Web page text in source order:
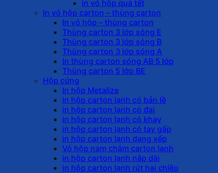
in vỏ hộp quà tết
In vỏ hộp carton – thùng carton
In vỏ hộp – thùng carton
Thùng carton 3 lớp sóng E
Thùng carton 3 lớp sóng B
Thùng carton 3 lớp sóng A
In thùng carton sóng AB 5 lớp
Thùng carton 5 lớp BE
Hộp cứng
In hộp Metalize
in hộp carton lạnh có bản lề
in hộp carton lạnh có đai
in hộp carton lạnh có khay
in hộp carton lạnh có tay gấp
in hộp carton lạnh dạng xếp
Vỏ hộp nam châm carton lạnh
in hộp carton lạnh nắp dài
in hộp carton lạnh rút hai chiều